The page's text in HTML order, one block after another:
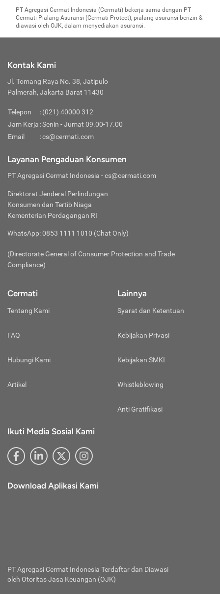
disebabkan oleh risiko yang dijamin pada Pasal 1 ayat
(1) butir 1.2, 1.3, 1.4 padawording polis.
Bagian atau material kendaraan bermotor yang aus
atau salah dalam menggunakannya.
Surat Tanda Nomor Kendaraan (STNK), Buku Pemilik
kendaraan bermotor.
setiap 3 bulan sekali. Pembaruan sandi bisa dilakukan
melalui menu akun saya dan pilih ganti kata sandi. Apabila
lalai atau merasa akun Anda tidak aman, segera lakukan
pergantian sandi akun Cermati Anda supaya akun tetap
PT Agregasi Cermat Indonesia (Cermati) bekerja sama dengan PT
Cermati Pialang Asuransi (Cermati Protect), pialang asuransi berizin &
diawasi oleh OJK, dalam menyediakan asuransi.
Kontak Kami
Jl. Tomang Raya No. 38, Jatipulo
Palmerah, Jakarta Barat 11430
Telepon :(021) 40000 312
Jam Kerja :Senin - Jumat 09.00-17.00
Email
:cs@cermati.com
Layanan Pengaduan Konsumen
PT Agregasi Cermat Indonesia - cs@cermati.com
Direktorat Jenderal Perlindungan
Konsumen dan Tertib Niaga
Kementerian Perdagangan RI
WhatsApp: 0853 1111 1010 (Chat Only)
(Directorate General of Consumer Protection and Trade
Compliance)
Cermati
Tentang Kami
FAQ
Hubungi Kami
Artikel
Lainnya
Syarat dan Ketentuan
Kebijakan Privasi
Kebijakan SMKI
Whistleblowing
Anti Gratifikasi
Ikuti Media Sosial Kami
Download Aplikasi Kami
PT Agregasi Cermat Indonesia Terdaftar dan Diawasi
oleh Otoritas Jasa Keuangan (OJK)